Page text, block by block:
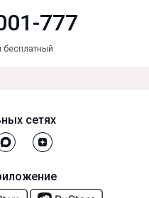
777
бесплатный
сетях